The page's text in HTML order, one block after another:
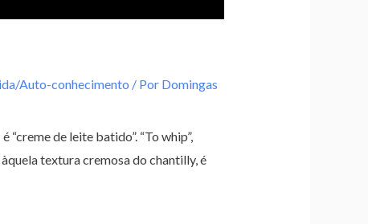
Auto-conhecimento / Por Domingas
de leite batido”. “To whip”,
textura cremosa do chantilly, é